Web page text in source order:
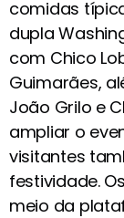
comidas
dupla
com Chico
Guimarães,
João Grilo e
ampliar o
visitantes
festividade.
meio da